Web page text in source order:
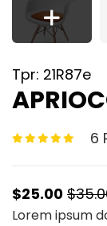
Tpr: 21R87e
6
$25.00
Lorem ipsum